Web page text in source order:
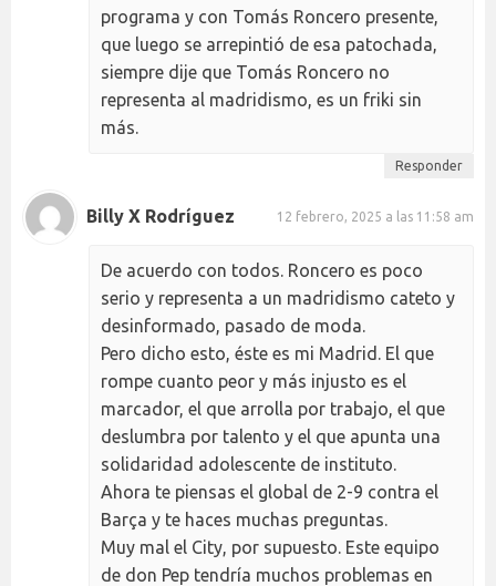
programa y con Tomás Roncero presente,
que luego se arrepintió de esa patochada,
siempre dije que Tomás Roncero no
representa al madridismo, es un friki sin
más.
Responder
Billy X Rodríguez 12 febrero, 2025 a las 11:58 am
De acuerdo con todos. Roncero es poco
serio y representa a un madridismo cateto y
desinformado, pasado de moda.
Pero dicho esto, éste es mi Madrid. El que
rompe cuanto peor y más injusto es el
marcador, el que arrolla por trabajo, el que
deslumbra por talento y el que apunta una
solidaridad adolescente de instituto.
Ahora te piensas el global de 2-9 contra el
Barça y te haces muchas preguntas.
Muy mal el City, por supuesto. Este equipo
de don Pep tendría muchos problemas en